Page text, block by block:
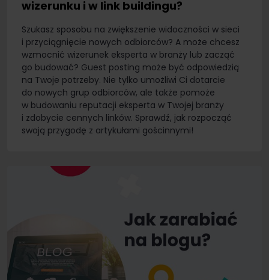
wizerunku i w link buildingu?
Szukasz sposobu na zwiększenie widoczności w sieci
i przyciągnięcie nowych odbiorców? A może chcesz
wzmocnić wizerunek eksperta w branży lub zacząć
go budować? Guest posting może być odpowiedzią
na Twoje potrzeby. Nie tylko umożliwi Ci dotarcie
do nowych grup odbiorców, ale także pomoże
w budowaniu reputacji eksperta w Twojej branży
i zdobycie cennych linków. Sprawdź, jak rozpocząć
swoją przygodę z artykułami gościnnymi!